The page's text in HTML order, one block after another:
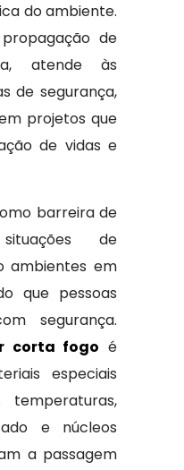
do ambiente.
de
atende às
de segurança,
projetos que
de vidas e
barreira de
de
ambientes em
que pessoas
segurança.
corta fogo é
especiais
e núcleos
a passagem